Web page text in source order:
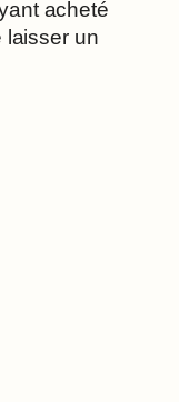
acheté
laisser un